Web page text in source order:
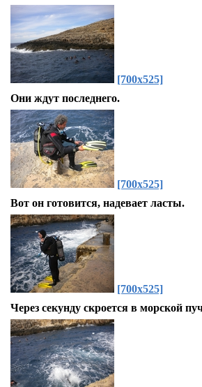
[700x525]
Они ждут последнего.
[700x525]
Вот он готовится, надевает ласты.
[700x525]
Через секунду скроется в морской